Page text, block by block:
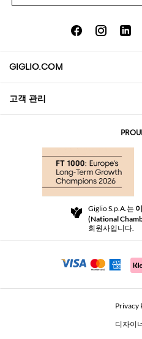
GIGLIO.COM
소개
Community Store
Beauty Seekers VIP Club
고객 관리
반품 및 환불
For a safe shopping experience
Security Communication
Giglio S.p.A.는
(National
회원사입니다.
Privacy
디자이